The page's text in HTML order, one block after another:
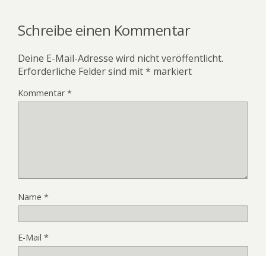
Schreibe einen Kommentar
Deine E-Mail-Adresse wird nicht veröffentlicht.
Erforderliche Felder sind mit* markiert
Kommentar*
Name *
E-Mail *